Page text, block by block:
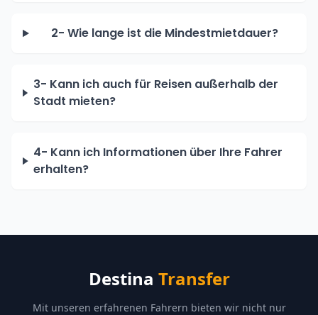
2- Wie lange ist die Mindestmietdauer?
3- Kann ich auch für Reisen außerhalb der
Stadt mieten?
4- Kann ich Informationen über Ihre Fahrer
erhalten?
Destina Transfer
Mit unseren erfahrenen Fahrern bieten wir nicht nur